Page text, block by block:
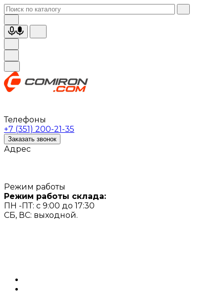
Телефоны
+7 (351) 200-21-35
Заказать звонок
Адрес
Режим работы
Режим работы склада:
ПН -ПТ: с 9:00 до 17:30
СБ, ВС: выходной.